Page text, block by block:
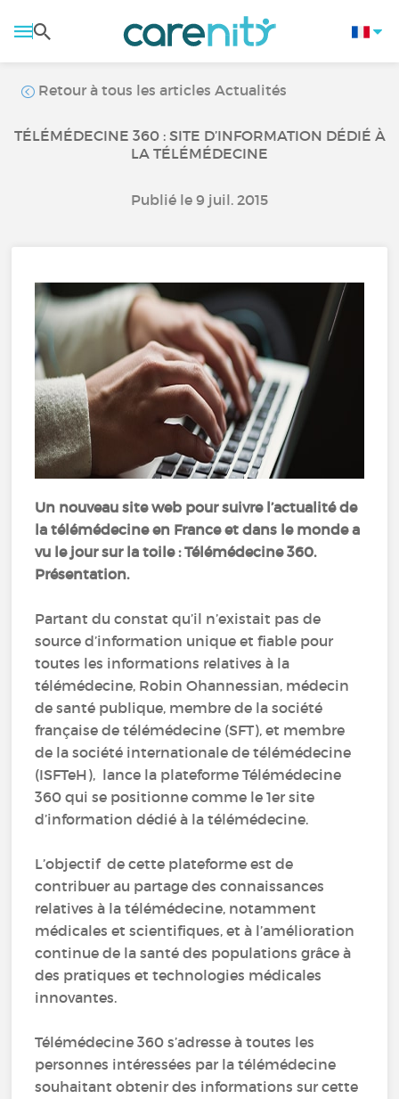
Retour à tous les articles Actualités
TÉLÉMÉDECINE 360 : SITE D’INFORMATION DÉDIÉ À
LA TÉLÉMÉDECINE
Publié le 9 juil. 2015
Un nouveau site web pour suivre l’actualité de
la télémédecine en France et dans le monde a
vu le jour sur la toile : Télémédecine 360.
Présentation.
Partant du constat qu’il n’existait pas de
source d’information unique et fiable pour
toutes les informations relatives à la
télémédecine, Robin Ohannessian, médecin
de santé publique, membre de la société
française de télémédecine (SFT), et membre
de la société internationale de télémédecine
(ISFTeH), lance la plateforme Télémédecine
360 qui se positionne comme le 1er site
d’information dédié à la télémédecine.
L’objectif de cette plateforme est de
contribuer au partage des connaissances
relatives à la télémédecine, notamment
médicales et scientifiques, et à l’amélioration
continue de la santé des populations grâce à
des pratiques et technologies médicales
innovantes.
Télémédecine 360 s’adresse à toutes les
personnes intéressées par la télémédecine
souhaitant obtenir des informations sur cette